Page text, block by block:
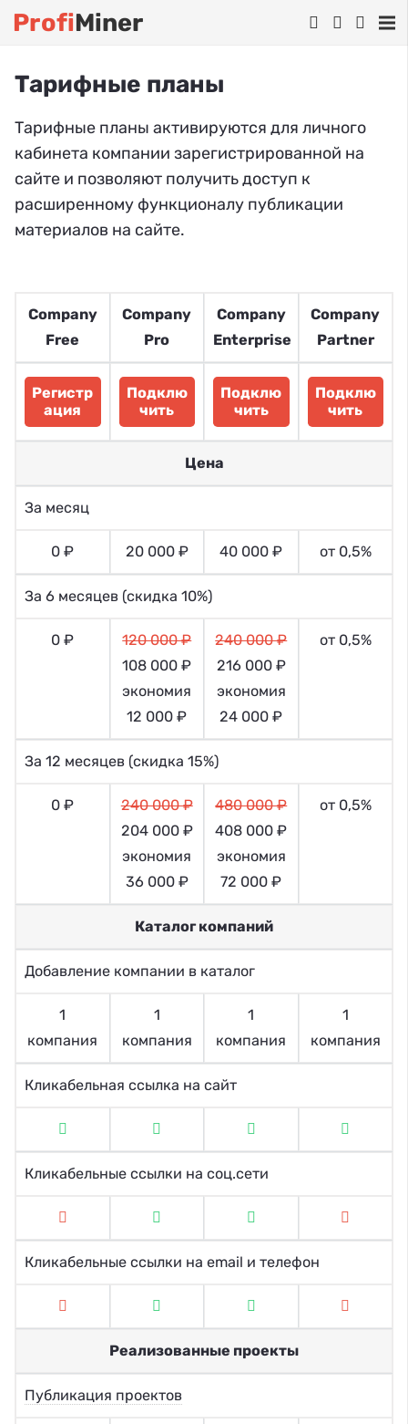
ProfiMiner
Тарифные планы
Тарифные планы активируются для личного
кабинета компании зарегистрированной на
сайте и позволяют получить доступ к
расширенному функционалу публикации
материалов на сайте.
Company
Free
Company
Pro
Company
Enterprise
Company
Partner
Регистр
ация
Подклю
чить
Подклю
чить
Подклю
чить
Цена
За месяц
0 ₽ 20 000 ₽ 40 000 ₽ от 0,5%
За 6 месяцев (скидка 10%)
0 ₽
120 000 ₽
108 000 ₽
экономия
12 000 ₽
240 000 ₽
216 000 ₽
экономия
24 000 ₽
от 0,5%
За 12 месяцев (скидка 15%)
0 ₽
240 000 ₽
204 000 ₽
экономия
36 000 ₽
480 000 ₽
408 000 ₽
экономия
72 000 ₽
от 0,5%
Каталог компаний
Добавление компании в каталог
1
компания
1
компания
1
компания
1
компания
Кликабельная ссылка на сайт
Кликабельные ссылки на соц.сети
Кликабельные ссылки на email и телефон
Реализованные проекты
Публикация проектов